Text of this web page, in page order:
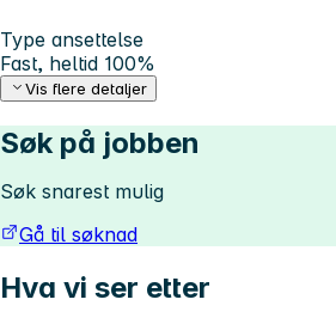
Type ansettelse
Fast, heltid 100%
Vis flere detaljer
Søk på jobben
Søk snarest mulig
Gå til søknad
Hva vi ser etter